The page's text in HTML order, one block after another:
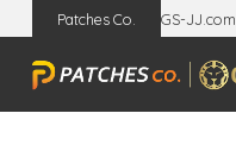
Patches Co. GS-JJ.com